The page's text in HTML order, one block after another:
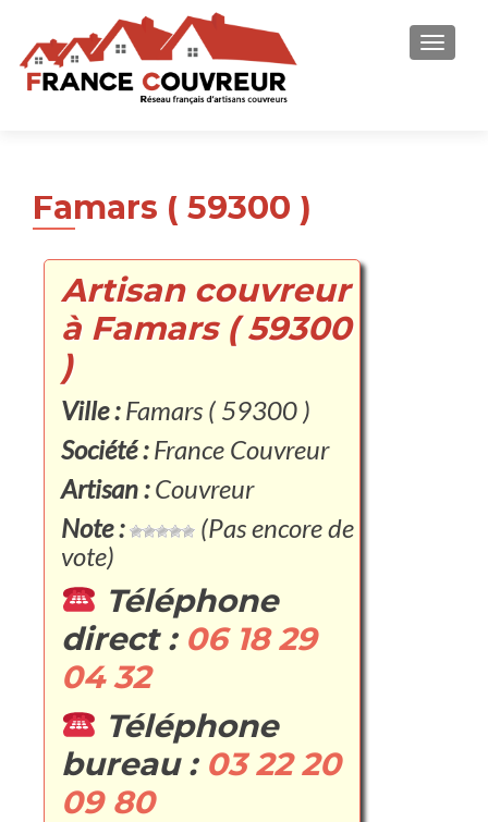
Famars ( 59300 )
Artisan couvreur
à Famars ( 59300
)
Ville :Famars ( 59300 )
Société :France Couvreur
Artisan :Couvreur
Note :
(Pas encore de
vote)
Téléphone
direct : 06 18 29
04 32
Téléphone
bureau : 03 22 20
09 80